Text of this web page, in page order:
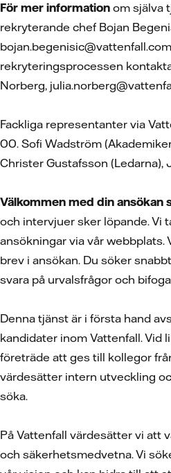
För mer information om själva
rekryterande chef Bojan
rekryteringsprocessen
Norberg,
Fackliga representanter via
00. Sofi Wadström
Christer Gustafsson (Ledarna),
Välkommen med din ansökan
och intervjuer sker löpande. Vi
ansökningar via vår
brev i ansökan. Du söker
svara på urvalsfrågor och
Denna tjänst är i första hand
kandidater inom Vattenfall. Vid
företräde att ges till kollegor
värdesätter intern utveckling
söka.
På Vattenfall värdesätter vi att
och säkerhetsmedvetna. Vi